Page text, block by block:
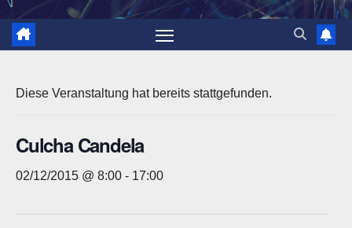
Diese Veranstaltung hat bereits stattgefunden.
Culcha Candela
02/12/2015 @ 8:00 - 17:00